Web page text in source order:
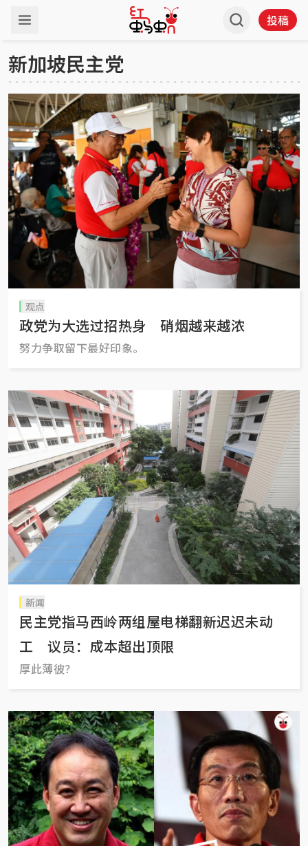
投稿
新加坡民主党
观点
政党为大选过招热身 硝烟越来越浓
努力争取留下最好印象。
新闻
民主党指马西岭两组屋电梯翻新迟迟未动
工 议员：成本超出顶限
厚此薄彼？